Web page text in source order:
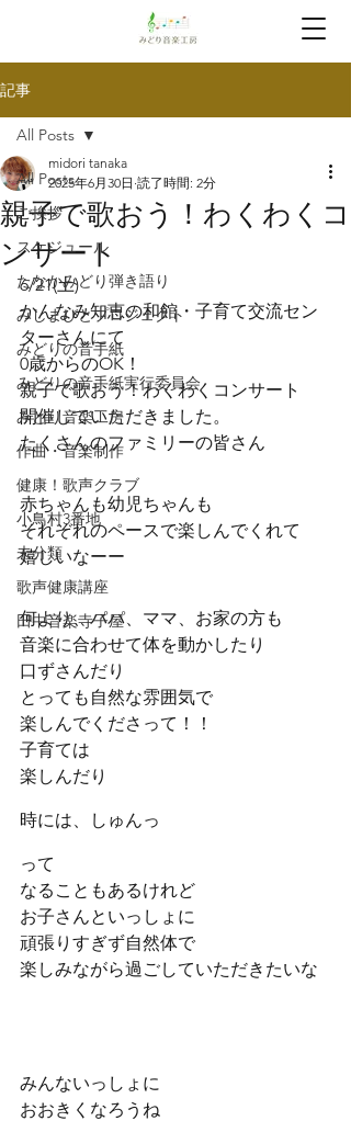
記事
All Posts
ご挨拶
スケジュール
たなかみどり弾き語り
みしまびとプロジェクト
みどりの音手紙
みどりの音手紙実行委員会
みどり音楽工房
作曲・音楽制作
健康！歌声クラブ
小鳥村3番地
未分類
歌声健康講座
田中音楽寺子屋
All Posts
親子で歌おう！わくわくコ
ンサート
midori tanaka
2025年6月30日 読了時間: 2分
6/21(土)
かんなみ知恵の和館・子育て交流セン
ターさんにて
0歳からのOK！
親子で歌おう！わくわくコンサート
開催していただきました。
たくさんのファミリーの皆さん
赤ちゃんも幼児ちゃんも
それぞれのペースで楽しんでくれて
嬉しいなーー
何より、パパ、ママ、お家の方も
音楽に合わせて体を動かしたり
口ずさんだり
とっても自然な雰囲気で
楽しんでくださって！！
子育ては
楽しんだり
時には、しゅんっ
って
なることもあるけれど
お子さんといっしょに
頑張りすぎず自然体で
楽しみながら過ごしていただきたいな
みんないっしょに
おおきくなろうね